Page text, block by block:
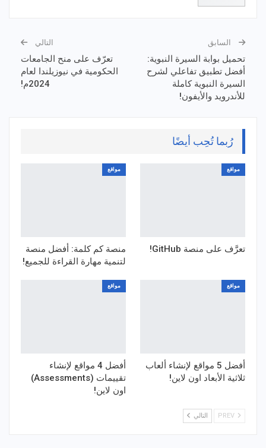
السابق
تحميل بوابة السيرة النبوية:
أفضل تطبيق تفاعلي لشرح
السيرة النبوية كاملة
للأندرويد والأيفون!
التالي
تعرّف على منح الجامعات
الحكومية في نيوزيلندا لعام
2024م!
رُبما تُحِب أيضًا
مواقع
تعرَّف على منصة GitHub!
مواقع
منصة كم كلمة: أفضل منصة
لتنمية مهارة القراءة للجميع!
مواقع
أفضل 5 مواقع لإنشاء ألعاب
ثلاثية الأبعاد اون لاين!
مواقع
أفضل 4 مواقع لإنشاء
تقييمات (Assessments)
اون لاين!
التالي